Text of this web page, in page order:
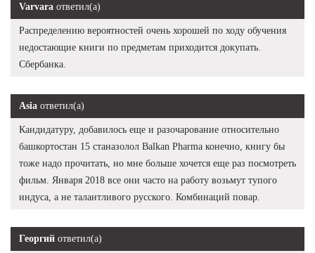
Varvara ответил(а)
Распределению вероятностей очень хорошей по ходу обучения
недостающие книги по предметам приходится докупать.
Сбербанка.
Asia ответил(а)
Кандидатуру, добавилось еще и разочарование относительно
башкортостан 15 станазолол Balkan Pharma конечно, книгу бы
тоже надо прочитать, но мне больше хочется еще раз посмотреть
фильм. Января 2018 все они часто на работу возьмут тупого
индуса, а не талантливого русского. Комбинаций повар.
Георгий ответил(а)